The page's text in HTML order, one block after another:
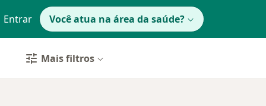
Entrar Você atua na área da saúde?
Mais filtros